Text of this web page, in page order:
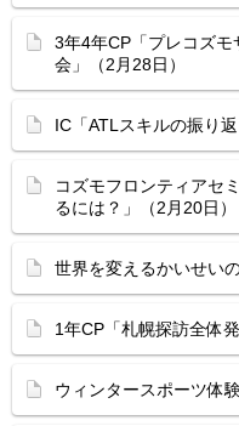
3年4年CP「プレコズ
会」（2月28日）
IC「ATLスキルの振り
コズモフロンティアセ
るには？」（2月20日）
世界を変えるかいせい
1年CP「札幌探訪全体
ウィンタースポーツ体